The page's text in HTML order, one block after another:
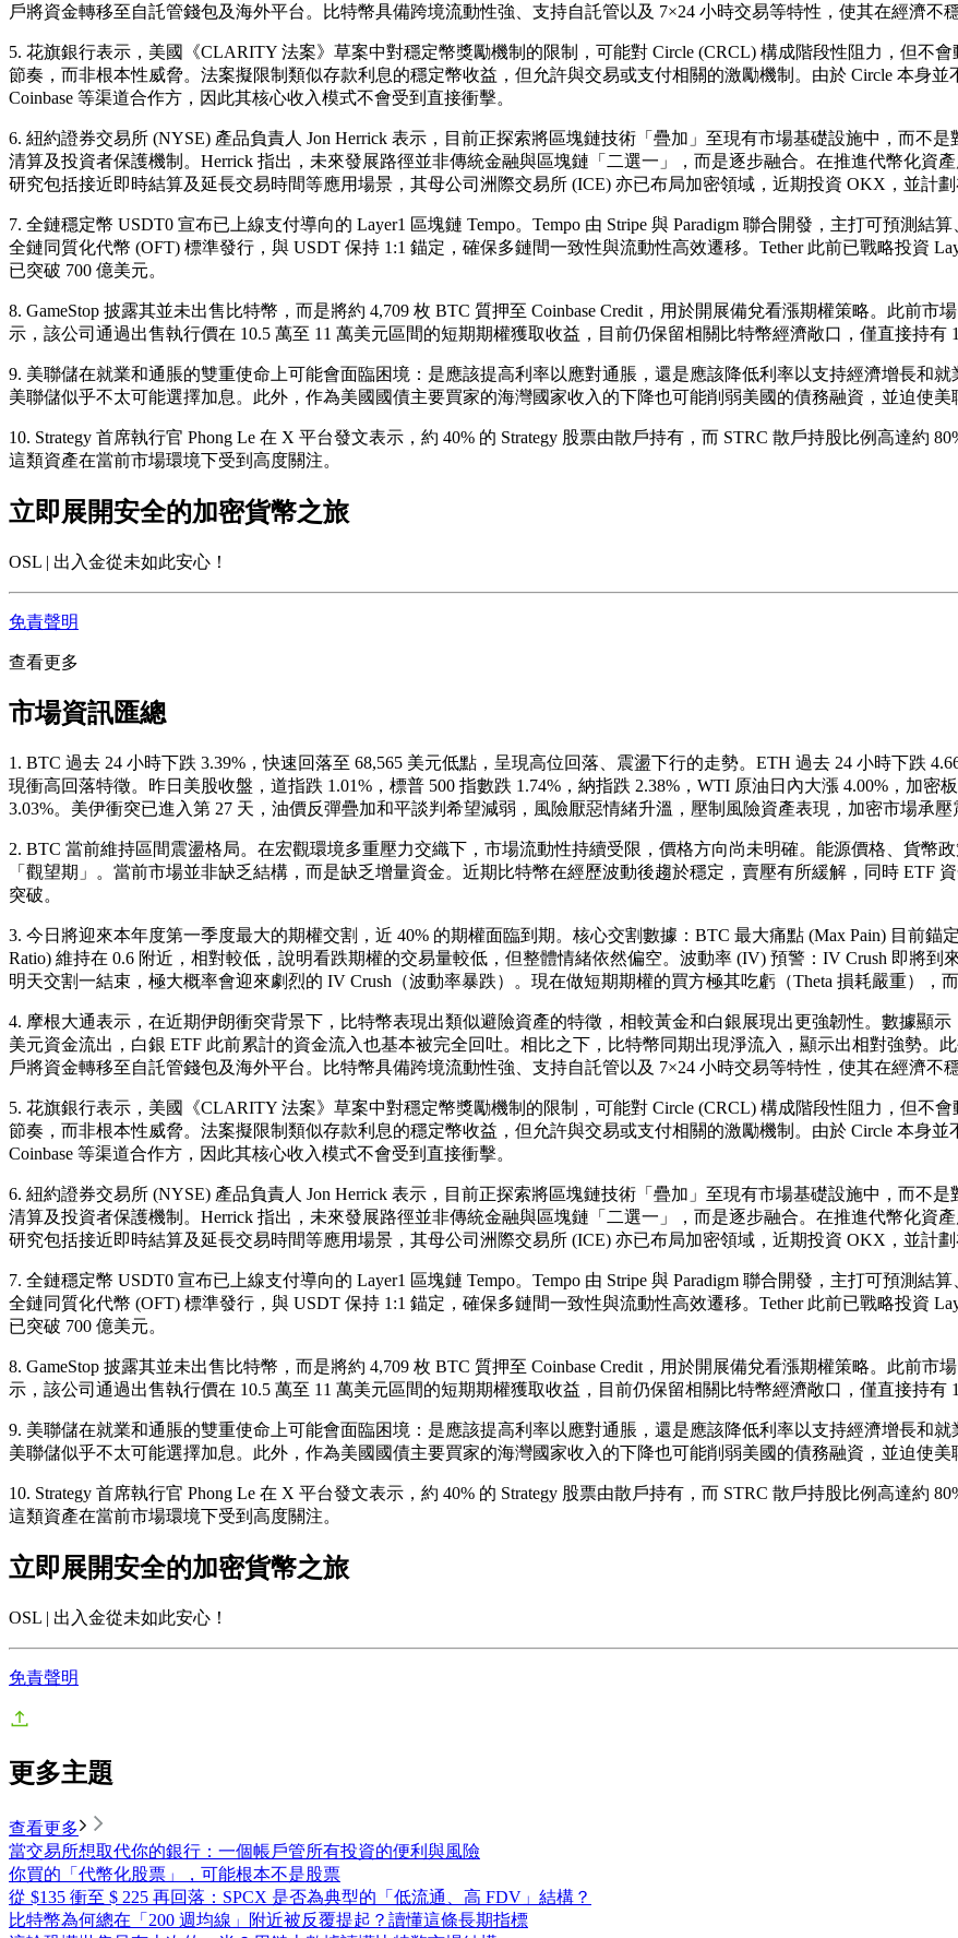
戶將資金轉移至自託管錢包及海外平台。比特幣具備跨境流動性強、支持自託管以及 7×24 小時交易等特性，使其在經濟不
5. 花旗銀行表示，美國《CLARITY 法案》草案中對穩定幣獎勵機制的限制，可能對 Circle (CRCL) 構成階段性阻力，但不
節奏，而非根本性威脅。法案擬限制類似存款利息的穩定幣收益，但允許與交易或支付相關的激勵機制。由於 Circle 本身
Coinbase 等渠道合作方，因此其核心收入模式不會受到直接衝擊。
6. 紐約證券交易所 (NYSE) 產品負責人 Jon Herrick 表示，目前正探索將區塊鏈技術「疊加」至現有市場基礎設施中，而不
清算及投資者保護機制。Herrick 指出，未來發展路徑並非傳統金融與區塊鏈「二選一」，而是逐步融合。在推進代幣化資
研究包括接近即時結算及延長交易時間等應用場景，其母公司洲際交易所 (ICE) 亦已布局加密領域，近期投資 OKX，並計
7. 全鏈穩定幣 USDT0 宣布已上線支付導向的 Layer1 區塊鏈 Tempo。Tempo 由 Stripe 與 Paradigm 聯合開發，主打可預測結
全鏈同質化代幣 (OFT) 標準發行，與 USDT 保持 1:1 錨定，確保多鏈間一致性與流動性高效遷移。Tether 此前已戰略投資
已突破 700 億美元。
8. GameStop 披露其並未出售比特幣，而是將約 4,709 枚 BTC 質押至 Coinbase Credit，用於開展備兌看漲期權策略。此前市
示，該公司通過出售執行價在 10.5 萬至 11 萬美元區間的短期期權獲取收益，目前仍保留相關比特幣經濟敞口，僅直接持有 1
9. 美聯儲在就業和通脹的雙重使命上可能會面臨困境：是應該提高利率以應對通脹，還是應該降低利率以支持經濟增長和
美聯儲似乎不太可能選擇加息。此外，作為美國國債主要買家的海灣國家收入的下降也可能削弱美國的債務融資，並迫使美
10. Strategy 首席執行官 Phong Le 在 X 平台發文表示，約 40% 的 Strategy 股票由散戶持有，而 STRC 散戶持股比例高達約
這類資產在當前市場環境下受到高度關注。
立即展開安全的加密貨幣之旅
OSL | 出入金從未如此安心！
免責聲明
查看更多
市場資訊匯總
1. BTC 過去 24 小時下跌 3.39%，快速回落至 68,565 美元低點，呈現高位回落、震盪下行的走勢。ETH 過去 24 小時下跌
現衝高回落特徵。昨日美股收盤，道指跌 1.01%，標普 500 指數跌 1.74%，納指跌 2.38%，WTI 原油日內大漲 4.00%，加密
3.03%。美伊衝突已進入第 27 天，油價反彈疊加和平談判希望減弱，風險厭惡情緒升溫，壓制風險資產表現，加密市場承壓
2. BTC 當前維持區間震盪格局。在宏觀環境多重壓力交織下，市場流動性持續受限，價格方向尚未明確。能源價格、貨幣
「觀望期」。當前市場並非缺乏結構，而是缺乏增量資金。近期比特幣在經歷波動後趨於穩定，賣壓有所緩解，同時 ETF
突破。
3. 今日將迎來本年度第一季度最大的期權交割，近 40% 的期權面臨到期。核心交割數據：BTC 最大痛點 (Max Pain) 目前錨
Ratio) 維持在 0.6 附近，相對較低，說明看跌期權的交易量較低，但整體情緒依然偏空。波動率 (IV) 預警：IV Crush 即將到
明天交割一結束，極大概率會迎來劇烈的 IV Crush（波動率暴跌）。現在做短期期權的買方極其吃虧（Theta 損耗嚴重），
4. 摩根大通表示，在近期伊朗衝突背景下，比特幣表現出類似避險資產的特徵，相較黃金和白銀展現出更強韌性。數據顯
美元資金流出，白銀 ETF 此前累計的資金流入也基本被完全回吐。相比之下，比特幣同期出現淨流入，顯示出相對強勢。
戶將資金轉移至自託管錢包及海外平台。比特幣具備跨境流動性強、支持自託管以及 7×24 小時交易等特性，使其在經濟不
5. 花旗銀行表示，美國《CLARITY 法案》草案中對穩定幣獎勵機制的限制，可能對 Circle (CRCL) 構成階段性阻力，但不
節奏，而非根本性威脅。法案擬限制類似存款利息的穩定幣收益，但允許與交易或支付相關的激勵機制。由於 Circle 本身
Coinbase 等渠道合作方，因此其核心收入模式不會受到直接衝擊。
6. 紐約證券交易所 (NYSE) 產品負責人 Jon Herrick 表示，目前正探索將區塊鏈技術「疊加」至現有市場基礎設施中，而不
清算及投資者保護機制。Herrick 指出，未來發展路徑並非傳統金融與區塊鏈「二選一」，而是逐步融合。在推進代幣化資
研究包括接近即時結算及延長交易時間等應用場景，其母公司洲際交易所 (ICE) 亦已布局加密領域，近期投資 OKX，並計
7. 全鏈穩定幣 USDT0 宣布已上線支付導向的 Layer1 區塊鏈 Tempo。Tempo 由 Stripe 與 Paradigm 聯合開發，主打可預測結
全鏈同質化代幣 (OFT) 標準發行，與 USDT 保持 1:1 錨定，確保多鏈間一致性與流動性高效遷移。Tether 此前已戰略投資
已突破 700 億美元。
8. GameStop 披露其並未出售比特幣，而是將約 4,709 枚 BTC 質押至 Coinbase Credit，用於開展備兌看漲期權策略。此前市
示，該公司通過出售執行價在 10.5 萬至 11 萬美元區間的短期期權獲取收益，目前仍保留相關比特幣經濟敞口，僅直接持有 1
9. 美聯儲在就業和通脹的雙重使命上可能會面臨困境：是應該提高利率以應對通脹，還是應該降低利率以支持經濟增長和
美聯儲似乎不太可能選擇加息。此外，作為美國國債主要買家的海灣國家收入的下降也可能削弱美國的債務融資，並迫使美
10. Strategy 首席執行官 Phong Le 在 X 平台發文表示，約 40% 的 Strategy 股票由散戶持有，而 STRC 散戶持股比例高達約
這類資產在當前市場環境下受到高度關注。
立即展開安全的加密貨幣之旅
OSL | 出入金從未如此安心！
免責聲明
更多主題
查看更多
當交易所想取代你的銀行：一個帳戶管所有投資的便利與風險
你買的「代幣化股票」，可能根本不是股票
從 $135 衝至 $ 225 再回落：SPCX 是否為典型的「低流通、高 FDV」結構？
比特幣為何總在「200 週均線」附近被反覆提起？讀懂這條長期指標